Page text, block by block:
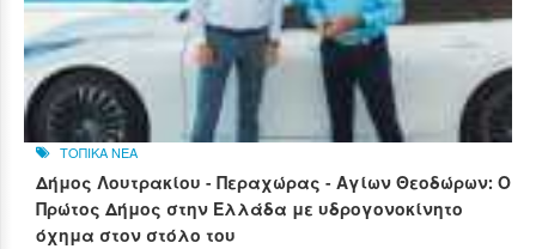
ΤΟΠΙΚΑ ΝΕΑ
Δήμος Λουτρακίου - Περαχώρας - Αγίων Θεοδώρων: Ο
Πρώτος Δήμος στην Ελλάδα με υδρογονοκίνητο
όχημα στον στόλο του